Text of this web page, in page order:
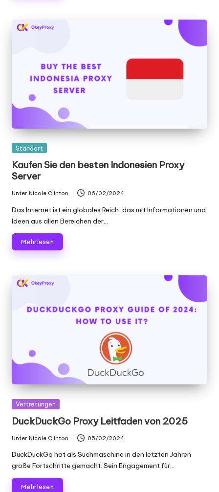
Gepostet
Standort
Kaufen Sie den besten Indonesien Proxy
Server
Geschrieben
von
Unter Nicole Clinton 06/02/2024
Das Internet ist ein globales Reich, das mit Informationen und
Ideen aus allen Bereichen der...
Mehr lesen
Gepostet
Vertretungen
DuckDuckGo Proxy Leitfaden von 2025
Geschrieben
von
Unter Nicole Clinton 05/02/2024
DuckDuckGo hat als Suchmaschine in den letzten Jahren
große Fortschritte gemacht. Sein Engagement für...
Mehr lesen